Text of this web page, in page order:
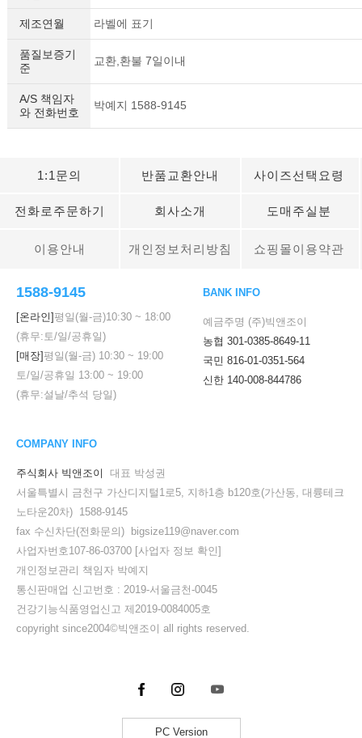
제조연월 라벨에 표기
품질보증기
준
교환,환불 7일이내
A/S 책임자
와 전화번호
박예지 1588-9145
1:1문의 반품교환안내 사이즈선택요령
전화로주문하기 회사소개 도매주실분
이용안내 개인정보처리방침 쇼핑몰이용약관
1588-9145
[온라인] 평일(월-금)10:30 ~ 18:00
(휴무:토/일/공휴일)
[매장] 평일(월-금) 10:30 ~ 19:00
토/일/공휴일 13:00 ~ 19:00
(휴무:설날/추석 당일)
BANK INFO
예금주명 (주)빅앤조이
농협 301-0385-8649-11
국민 816-01-0351-564
신한 140-008-844786
COMPANY INFO
주식회사 빅앤조이
대표 박성권
서울특별시 금천구 가산디지털1로5, 지하1층 b120호(가산동, 대륭테크
노타운20차) 1588-9145
fax 수신차단(전화문의) bigsize119@naver.com
사업자번호107-86-03700 [사업자 정보 확인]
개인정보관리 책임자 박예지
통신판매업 신고번호 : 2019-서울금천-0045
건강기능식품영업신고 제2019-0084005호
copyright since2004©빅앤조이 all rights reserved.
PC Version